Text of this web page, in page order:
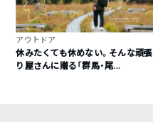
アウトドア
休みたくても休めない。そんな頑張
り屋さんに贈る「群馬・尾...